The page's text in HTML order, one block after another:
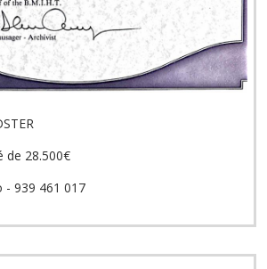
de 28.500€
- 939 461 017